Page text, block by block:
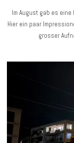
Im August gab es eine
Hier ein paar
grosser